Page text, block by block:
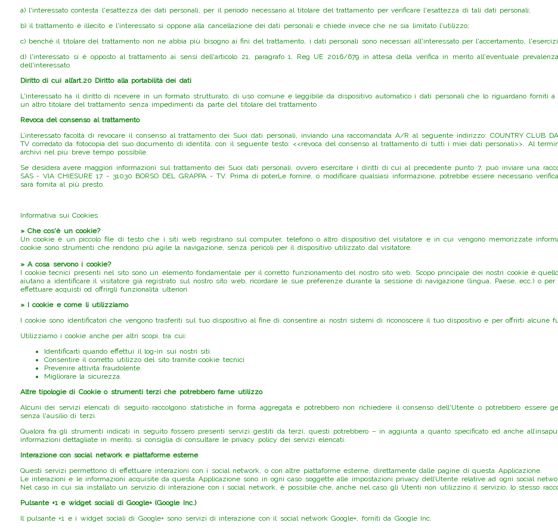
a) l'interessato contesta l'esattezza dei dati personali, per il periodo necessario al titolare del trattamento per verificare l'esattezza di tali dati personali;
b) il trattamento è illecito e l'interessato si oppone alla cancellazione dei dati personali e chiede invece che ne sia limitato l'utilizzo;
c) benché il titolare del trattamento non ne abbia più bisogno ai fini del trattamento, i dati personali sono necessari all'interessato per l'accertamento,
d) l'interessato si è opposto al trattamento ai sensi dell'articolo 21, paragrafo 1, Reg UE 2016/679 in attesa della verifica in merito all'eventuale
dell'interessato.
Diritto di cui all’art.20 Diritto alla portabilità dei dati
L'interessato ha il diritto di ricevere in un formato strutturato, di uso comune e leggibile da dispositivo automatico i dati personali che lo riguardano
un altro titolare del trattamento senza impedimenti da parte del titolare del trattamento
Revoca del consenso al trattamento
L’interessato facoltà di revocare il consenso al trattamento dei Suoi dati personali, inviando una raccomandata A/R al seguente indirizzo: COUNTRY CLUB
TV corredato da fotocopia del suo documento di identità, con il seguente testo: <<revoca del consenso al trattamento di tutti i miei dati personali>>. Al
archivi nel più breve tempo possibile.
Se desidera avere maggiori informazioni sul trattamento dei Suoi dati personali, ovvero esercitare i diritti di cui al precedente punto 7, può inviare una
SAS - VIA CHIESURE 17 - 31030 BORSO DEL GRAPPA - TV. Prima di poterLe fornire, o modificare qualsiasi informazione, potrebbe essere necessario
sarà fornita al più presto.
Informativa sui Cookies
» Che cos'è un cookie?
Un cookie è un piccolo file di testo che i siti web registrano sul computer, telefono o altro dispositivo del visitatore e in cui vengono memorizzate
cookie sono strumenti che rendono più agile la navigazione, senza pericoli per il dispositivo utilizzato dal visitatore.
» A cosa servono i cookie?
I cookie tecnici presenti nel sito sono un elemento fondamentale per il corretto funzionamento del nostro sito web. Scopo principale dei nostri cookie è
aiutano a identificare il visitatore già registrato sul nostro sito web, ricordare le sue preferenze durante la sessione di navigazione (lingua, Paese, ecc.) o
effettuare acquisti od offrirgli funzionalità ulteriori.
» I cookie e come li utilizziamo
I cookie sono identificatori che vengono trasferiti sul tuo dispositivo al fine di consentire ai nostri sistemi di riconoscere il tuo dispositivo e per offrirti alcune
Utilizziamo i cookie anche per altri scopi, tra cui:
Identificarti quando effettui il log-in sui nostri siti.
Consentire il corretto utilizzo del sito tramite cookie tecnici
Prevenire attività fraudolente.
Migliorare la sicurezza.
Altre tipologie di Cookie o strumenti terzi che potrebbero farne utilizzo
Alcuni dei servizi elencati di seguito raccolgono statistiche in forma aggregata e potrebbero non richiedere il consenso dell'Utente o potrebbero essere
senza l'ausilio di terzi.
Qualora fra gli strumenti indicati in seguito fossero presenti servizi gestiti da terzi, questi potrebbero – in aggiunta a quanto specificato ed anche
informazioni dettagliate in merito, si consiglia di consultare le privacy policy dei servizi elencati.
Interazione con social network e piattaforme esterne
Questi servizi permettono di effettuare interazioni con i social network, o con altre piattaforme esterne, direttamente dalle pagine di questa Applicazione.
Le interazioni e le informazioni acquisite da questa Applicazione sono in ogni caso soggette alle impostazioni privacy dell’Utente relative ad ogni social
Nel caso in cui sia installato un servizio di interazione con i social network, è possibile che, anche nel caso gli Utenti non utilizzino il servizio, lo stesso
Pulsante +1 e widget sociali di Google+ (Google Inc.)
Il pulsante +1 e i widget sociali di Google+ sono servizi di interazione con il social network Google+, forniti da Google Inc.